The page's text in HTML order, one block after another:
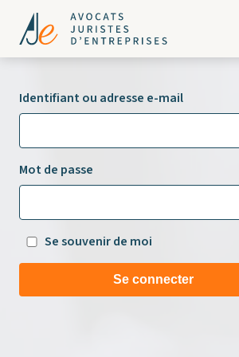
Identifiant ou adresse e-mail
Mot de passe
Se souvenir de moi